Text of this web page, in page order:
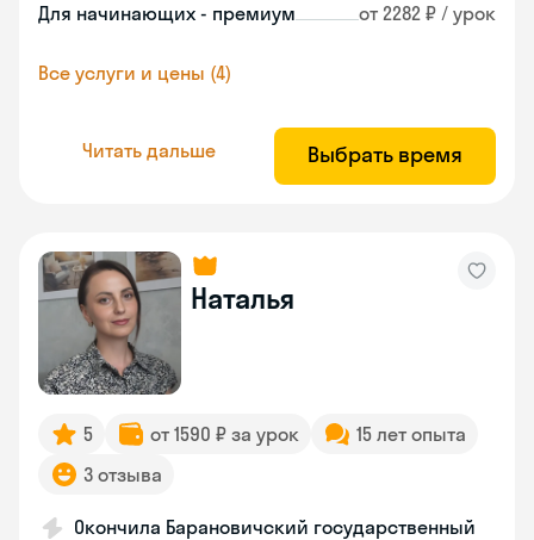
Для начинающих - премиум от 2282 ₽ / урок
Все услуги и цены (4)
Читать дальше Выбрать время
Наталья
5 от 1590 ₽ за урок
15 лет опыта
3 отзыва
Окончила Барановичский государственный